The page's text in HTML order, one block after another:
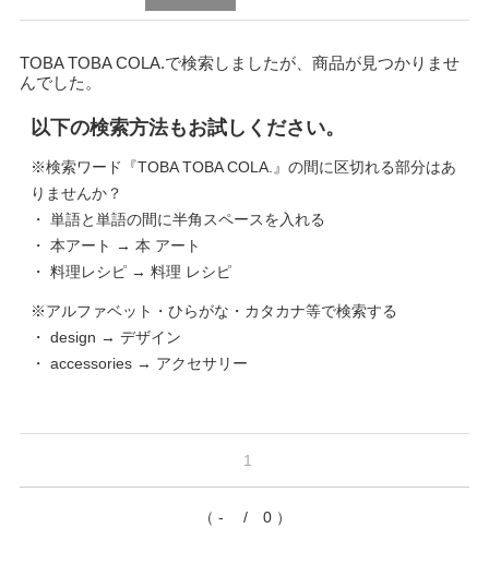
TOBA TOBA COLA.で検索しましたが、商品が見つかりませ
んでした。
以下の検索方法もお試しください。
※検索ワード『TOBA TOBA COLA.』の間に区切れる部分はあ
りませんか？
・ 単語と単語の間に半角スペースを入れる
・ 本アート → 本 アート
・ 料理レシピ → 料理 レシピ
※アルファベット・ひらがな・カタカナ等で検索する
・ design → デザイン
・ accessories → アクセサリー
1
（ - / 0 ）